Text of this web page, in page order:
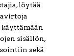
löytää
sisällön,
sekä